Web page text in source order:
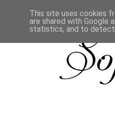
This site uses cookies
are shared with Google
statistics, and to detect